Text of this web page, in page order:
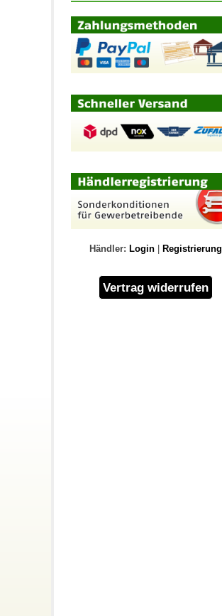
Händler: Login| Registrierung